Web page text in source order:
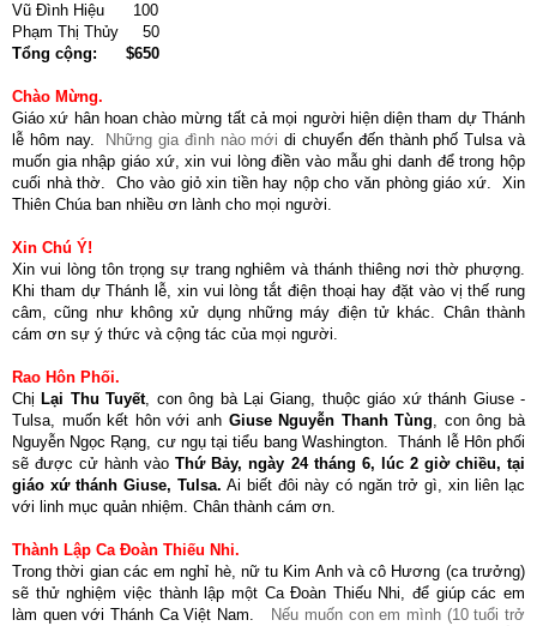
Vũ Đình Hiệu 100
Phạm Thị Thủy 50
Tổng cộng: $650
Chào Mừng.
Giáo xứ hân hoan chào mừng tất cả mọi người hiện diện tham dự Thánh
lễ hôm nay.
Những gia đình nào mới di chuyển đến thành phố Tulsa và
muốn gia nhập giáo xứ, xin vui lòng điền vào mẫu ghi danh để trong hộp
cuối nhà thờ. Cho vào giỏ xin tiền hay nộp cho văn phòng giáo xứ. Xin
Thiên Chúa ban nhiều ơn lành cho mọi người.
Xin Chú Ý!
Xin vui lòng tôn trọng sự trang nghiêm và thánh thiêng nơi thờ phượng.
Khi tham dự Thánh lễ, xin vui lòng tắt điện thoại hay đặt vào vị thế rung
câm, cũng như không xử dụng những máy điện tử khác. Chân thành
cám ơn sự ý thức và cộng tác của mọi người.
Rao Hôn Phối.
Chị Lại Thu Tuyết, con ông bà Lại Giang, thuộc giáo xứ thánh Giuse -
Tulsa, muốn kết hôn với anh Giuse Nguyễn Thanh Tùng, con ông bà
Nguyễn Ngọc Rạng, cư ngụ tại tiểu bang Washington. Thánh lễ Hôn phối
sẽ được cử hành vàoThứ Bảy, ngày 24 tháng 6, lúc 2 giờ chiều, tại
giáo xứ thánh Giuse, Tulsa. Ai biết đôi này có ngăn trở gì, xin liên lạc
với linh mục quản nhiệm. Chân thành cám ơn.
Thành Lập Ca Đoàn Thiếu Nhi.
Trong thời gian các em nghỉ hè, nữ tu Kim Anh và cô Hương (ca trưởng)
sẽ thử nghiệm việc thành lập một Ca Đoàn Thiếu Nhi, để giúp các em
làm quen với Thánh Ca Việt Nam.
Nếu muốn con em mình (10 tuổi trở